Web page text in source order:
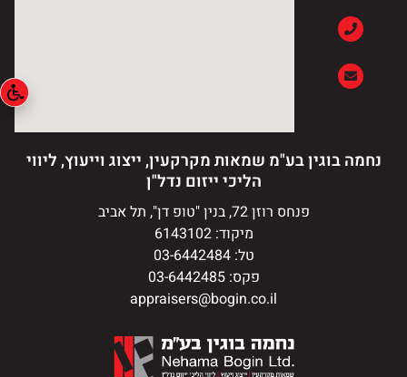
נחמה בוגין בע"מ שמאות מקרקעין, ייצוג וייעוץ, ליווי
הליכי ייזום נדל"ן
פנחס רוזן 72, בנין "טופ דן", תל אביב
מיקוד: 6143102
טל: 03-6442484
פקס: 03-6442485
appraisers@bogin.co.il